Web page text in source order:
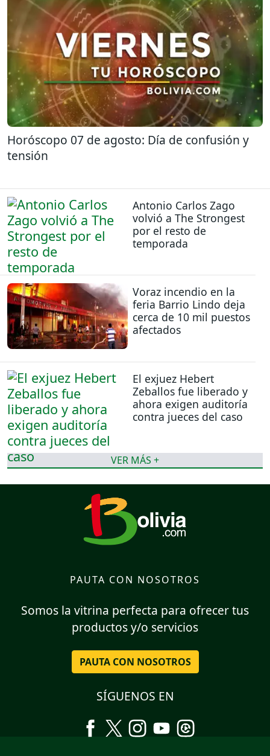
Horóscopo 07 de agosto: Día de confusión y
tensión
Antonio Carlos Zago
volvió a The Strongest
por el resto de
temporada
Voraz incendio en la
feria Barrio Lindo deja
cerca de 10 mil puestos
afectados
El exjuez Hebert
Zeballos fue liberado y
ahora exigen auditoría
contra jueces del caso
VER MÁS +
PAUTA CON NOSOTROS
Somos la vitrina perfecta para ofrecer tus
productos y/o servicios
PAUTA CON NOSOTROS
SÍGUENOS EN